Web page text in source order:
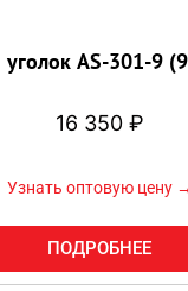
AS-301-9
16 350 ₽
Узнать оптовую цену →
ПОДРОБНЕЕ